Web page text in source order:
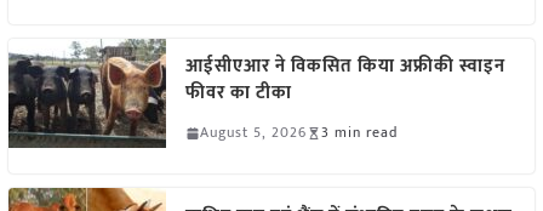
आईसीएआर ने विकसित किया अफ्रीकी स्वाइन
फीवर का टीका
August 5, 2026 3 min read